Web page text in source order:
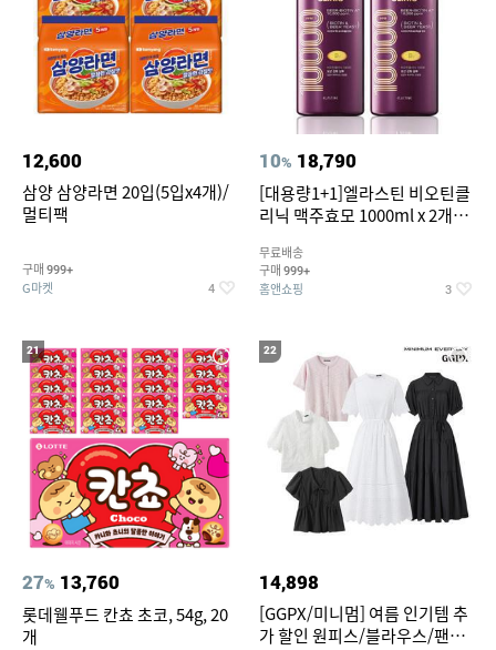
12,600
삼양 삼양라면 20입(5입x4개)/
멀티팩
구매 999+
G마켓 4
10% 18,790
[대용량1+1]엘라스틴 비오틴클
리닉 맥주효모 1000ml x 2개
무료배송
구매 999+
홈앤쇼핑 3
21
27% 13,760
롯데웰푸드 칸쵸 초코, 54g, 20
개
22
14,898
[GGPX/미니멈] 여름 인기템 추
가 할인 원피스/블라우스/팬츠